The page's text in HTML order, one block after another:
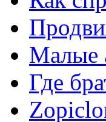
Малые
Где